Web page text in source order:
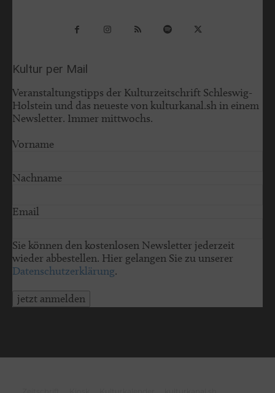
Kultur per Mail
Veranstaltungstipps der Kulturzeitschrift Schleswig-
Holstein und das neueste von kulturkanal.sh in einem
Newsletter. Immer mittwochs.
Vorname
Nachname
Email
Sie können den kostenlosen Newsletter jederzeit
wieder abbestellen. Hier gelangen Sie zu unserer
Datenschutzerklärung.
jetzt anmelden